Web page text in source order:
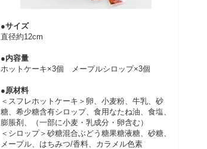
●サイズ
直径約12cm
●内容量
ホットケーキ×3個 メープルシロップ×3個
●原材料
＜スフレホットケーキ＞卵、小麦粉、牛乳、砂
糖、希少糖含有シロップ、食用なたね油、食塩、
膨脹剤、（一部に小麦・乳成分・卵含む）
＜シロップ＞砂糖混合ぶどう糖果糖液糖、砂糖、
メープル、はちみつ/香料、カラメル色素